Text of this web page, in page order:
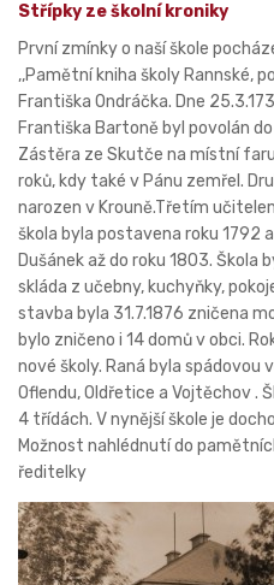
Střípky ze školní kroniky
První zmínky o naší škole
,,Pamětní kniha školy Rannské,
Františka Ondráčka. Dne
Františka Bartoně byl povolán
Zástěra ze Skutče na místní
roků, kdy také v Pánu zemřel.
narozen v Krouně.Třetím
škola byla postavena roku 1792
Dušánek až do roku 1803. Škola
skláda z učebny, kuchyňky,
stavba byla 31.7.1876 zničena
bylo zničeno i 14 domů v obci.
nové školy. Raná byla spádovou
Oflendu, Oldřetice a Vojtěchov .
4 třídách. V nynější škole je
Možnost nahlédnutí do
ředitelky